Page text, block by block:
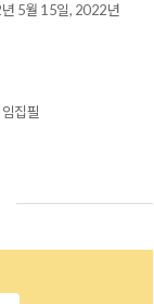
년 5월 15일, 2022년
집필